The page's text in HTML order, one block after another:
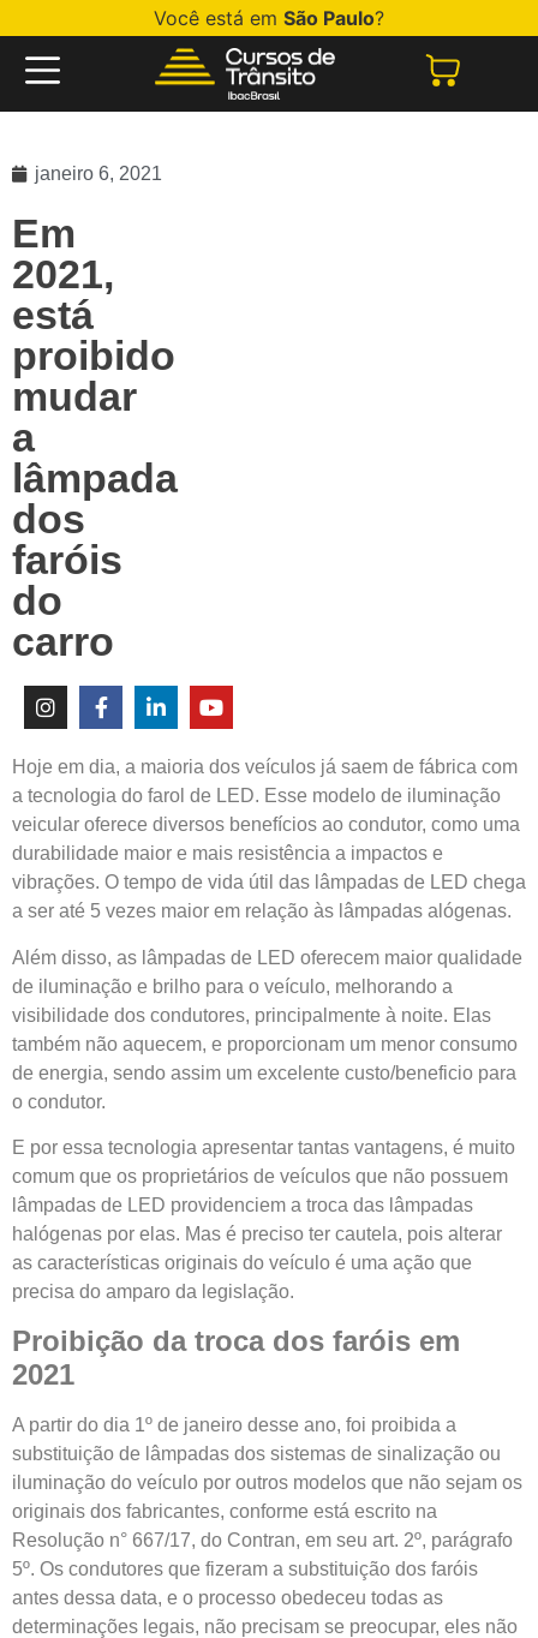
Você está em São Paulo?
janeiro 6, 2021
Em
2021,
está
proibido
mudar
a
lâmpada
dos
faróis
do
carro
Hoje em dia, a maioria dos veículos já saem de fábrica com
a tecnologia do farol de LED. Esse modelo de iluminação
veicular oferece diversos benefícios ao condutor, como uma
durabilidade maior e mais resistência a impactos e
vibrações. O tempo de vida útil das lâmpadas de LED chega
a ser até 5 vezes maior em relação às lâmpadas alógenas.
Além disso, as lâmpadas de LED oferecem maior qualidade
de iluminação e brilho para o veículo, melhorando a
visibilidade dos condutores, principalmente à noite. Elas
também não aquecem, e proporcionam um menor consumo
de energia, sendo assim um excelente custo/beneficio para
o condutor.
E por essa tecnologia apresentar tantas vantagens, é muito
comum que os proprietários de veículos que não possuem
lâmpadas de LED providenciem a troca das lâmpadas
halógenas por elas. Mas é preciso ter cautela, pois alterar
as características originais do veículo é uma ação que
precisa do amparo da legislação.
Proibição da troca dos faróis em
2021
A partir do dia 1º de janeiro desse ano, foi proibida a
substituição de lâmpadas dos sistemas de sinalização ou
iluminação do veículo por outros modelos que não sejam os
originais dos fabricantes, conforme está escrito na
Resolução n° 667/17, do Contran, em seu art. 2º, parágrafo
5º. Os condutores que fizeram a substituição dos faróis
antes dessa data, e o processo obedeceu todas as
determinações legais, não precisam se preocupar, eles não